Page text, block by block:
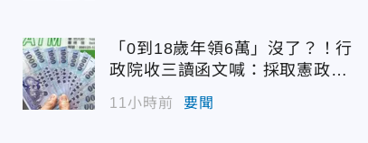
「0到18歲年領6萬」沒了？！行
政院收三讀函文喊：採取憲政作
11小時前 要聞